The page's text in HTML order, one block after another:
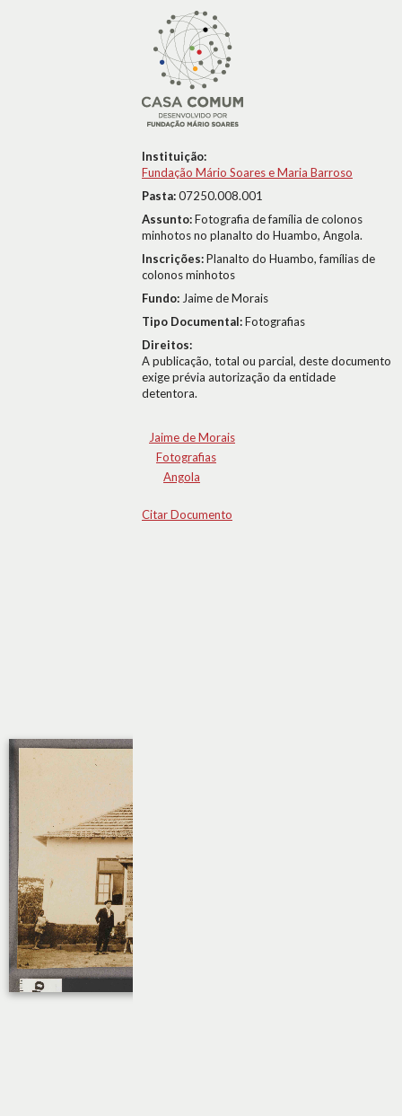
Instituição:
Fundação Mário Soares e Maria Barroso
Pasta:07250.008.001
Assunto:Fotografia de família de colonos
minhotos no planalto do Huambo, Angola.
Inscrições:Planalto do Huambo, famílias de
colonos minhotos
Fundo: Jaime de Morais
Tipo Documental:Fotografias
Direitos:
A publicação, total ou parcial, deste documento
exige prévia autorização da entidade
detentora.
Jaime de Morais
Fotografias
Angola
Citar Documento